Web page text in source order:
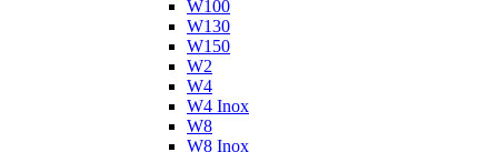
W100
W130
W150
W2
W4
W4 Inox
W8
W8 Inox